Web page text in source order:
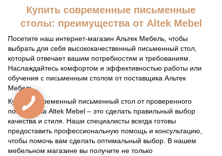
Купить современные письменные
столы: преимущества от Altek Mebel
Посетите наш интернет-магазин Альтек Мебель, чтобы
выбрать для себя высококачественный письменный стол,
который отвечает вашим потребностям и требованиям.
Наслаждайтесь комфортом и эффективностью работы или
обучения с письменным столом от поставщика Альтек
Мебель.
Купить современный письменный стол от проверенного
поставщика Altek Mebel – это сделать правильный выбор
качества и стиля. Наши специалисты всегда готовы
предоставить профессиональную помощь и консультацию,
чтобы помочь вам сделать оптимальный выбор. В нашем
мебельном магазине вы получите не только